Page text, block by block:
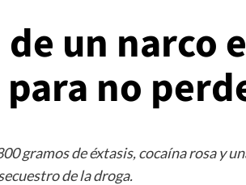
un narco
no
gramos de éxtasis, cocaína rosa y
de la droga.